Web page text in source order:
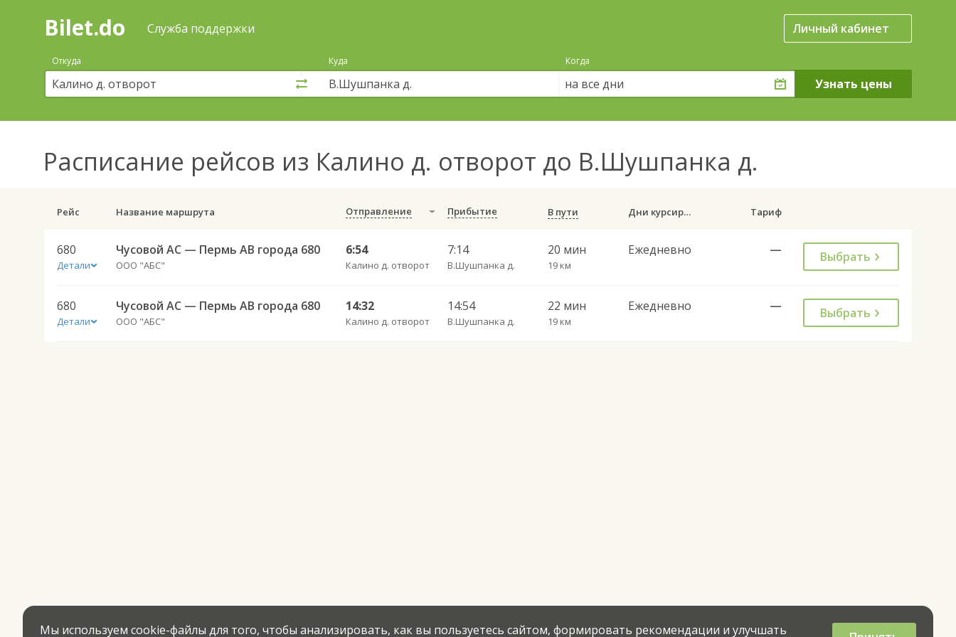
Поиск
покупка
билетов
автобус
онлайн
Bilet.do Служба поддержки Личный кабинет
Откуда Куда Когда
на все дни
Расписание рейсов из Калино д. отворот до В.Шушпанка д.
Рейс Название маршрута Отправление Прибытие В пути Дни курсирования Тариф
680
Детали
Чусовой АС — Пермь АВ города 680
ООО "АБС"
6:54
Калино д. отворот
7:14
В.Шушпанка д.
20 мин
19 км
Ежедневно — Выбрать
680
Детали
Чусовой АС — Пермь АВ города 680
ООО "АБС"
14:32
Калино д. отворот
14:54
В.Шушпанка д.
22 мин
19 км
Ежедневно — Выбрать
Мы используем cookie-файлы для того, чтобы анализировать, как вы пользуетесь сайтом, формировать рекомендации и улучшать